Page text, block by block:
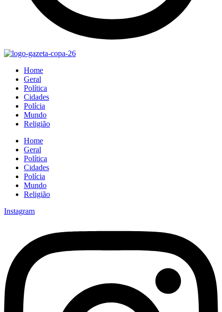
Home
Geral
Política
Cidades
Polícia
Mundo
Religião
Home
Geral
Política
Cidades
Polícia
Mundo
Religião
Instagram